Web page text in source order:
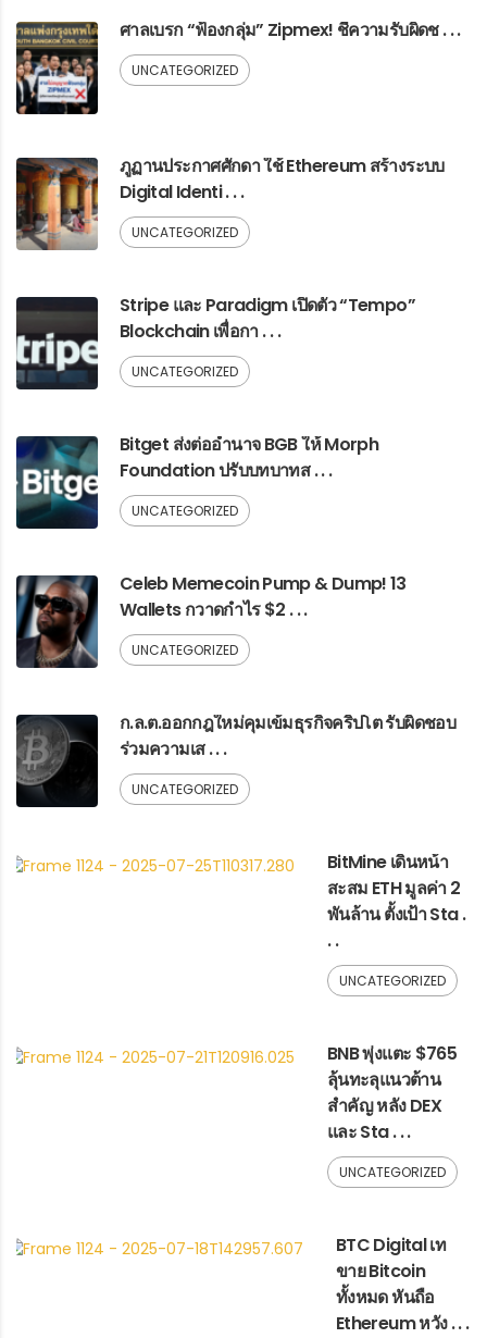
ศาลเบรก “ฟ้องกลุ่ม” Zipmex! ชี้ความรับผิดช . . .
UNCATEGORIZED
ภูฏานประกาศศักดา ใช้ Ethereum สร้างระบบ
Digital Identi . . .
UNCATEGORIZED
Stripe และ Paradigm เปิดตัว “Tempo”
Blockchain เพื่อกา . . .
UNCATEGORIZED
Bitget ส่งต่ออำนาจ BGB ให้ Morph
Foundation ปรับบทบาทส . . .
UNCATEGORIZED
Celeb Memecoin Pump & Dump! 13
Wallets กวาดกำไร $2 . . .
UNCATEGORIZED
ก.ล.ต.ออกกฎใหม่คุมเข้มธุรกิจคริปโต รับผิดชอบ
ร่วมความเส . . .
UNCATEGORIZED
BitMine เดินหน้า
สะสม ETH มูลค่า 2
พันล้าน ตั้งเป้า Sta .
. .
UNCATEGORIZED
BNB พุ่งแตะ $765
ลุ้นทะลุแนวต้าน
สำคัญ หลัง DEX
และ Sta . . .
UNCATEGORIZED
BTC Digital เท
ขาย Bitcoin
ทั้งหมด หันถือ
Ethereum หวัง . . .